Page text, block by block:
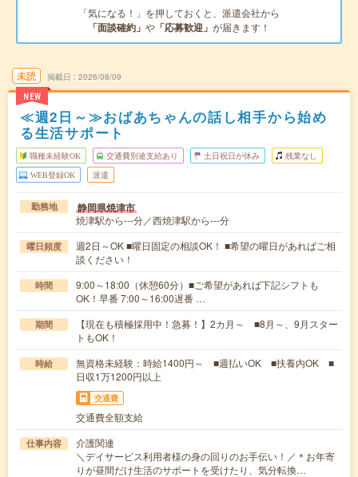
「気になる！」を押しておくと、派遣会社から
「面談確約」 や 「応募歓迎」 が届きます！
未読
NEW
掲載日 2026/08/09
≪週2日～≫おばあちゃんの話し相手から始め
る生活サポート
職種未経験OK 交通費別途支給あり 土日祝日が休み 残業なし
WEB登録OK 派遣
勤務地 静岡県焼津市
焼津駅から---分／西焼津駅から---分
曜日頻度
週2日～OK ■曜日固定の相談OK！ ■希望の曜日があればご相
談ください！
時間
9:00～18:00（休憩60分）■ご希望があれば下記シフトも
OK！早番 7:00～16:00遅番 …
期間
【現在も積極採用中！急募！】2カ月～ ■8月～、9月スター
トもOK！
時給
無資格未経験：時給1400円～ ■週払いOK ■扶養内OK ■
日収1万1200円以上
交通費
交通費全額支給
仕事内容
介護関連
＼デイサービス利用者様の身の回りのお手伝い！／＊お年寄
りが昼間だけ生活のサポートを受けたり、気分転換…